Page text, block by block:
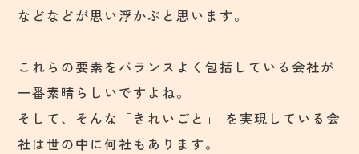
などなどが思い浮かぶと思います。
これらの要素をバランスよく包括している会社が
一番素晴らしいですよね。
そして、そんな「きれいごと」 を実現している会
社は世の中に何社もあります。